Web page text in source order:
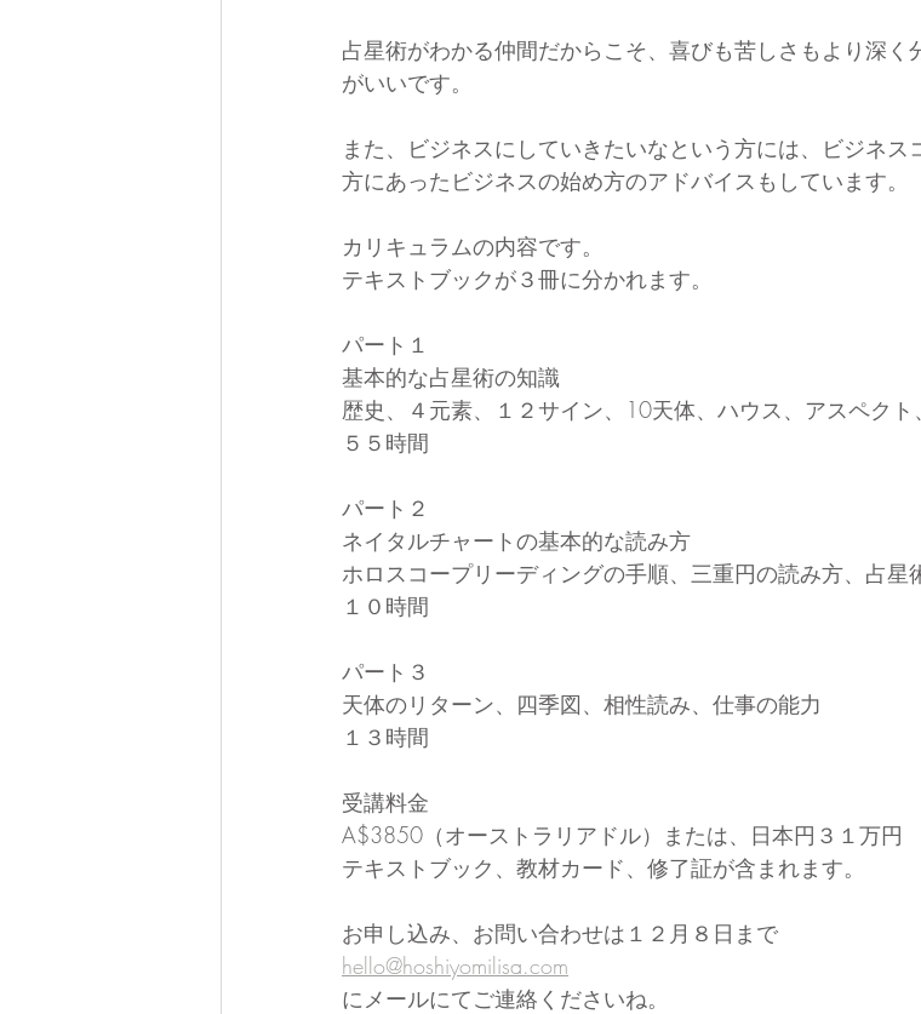
占星術がわかる仲間だからこそ、喜びも苦しさもより深
がいいです。
また、ビジネスにしていきたいなという方には、ビジネス
方にあったビジネスの始め方のアドバイスもしています。
カリキュラムの内容です。
テキストブックが３冊に分かれます。
パート１
基本的な占星術の知識
歴史、４元素、１２サイン、10天体、ハウス、アスペクト、
５５時間
パート２
ネイタルチャートの基本的な読み方
ホロスコープリーディングの手順、三重円の読み方、占星
１０時間
パート３
天体のリターン、四季図、相性読み、仕事の能力
１３時間
受講料金
A$3850（オーストラリアドル）または、日本円３１万円
テキストブック、教材カード、修了証が含まれます。
お申し込み、お問い合わせは１２月８日まで
hello@hoshiyomilisa.com
にメールにてご連絡くださいね。